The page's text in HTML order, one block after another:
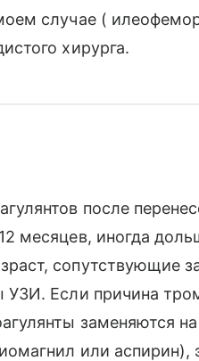
случае (
хирурга.
после
месяцев, иногда
сопутствующие
Если причина
заменяются
или аспирин),